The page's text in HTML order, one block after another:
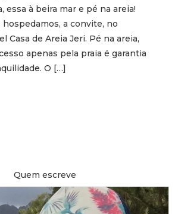
essa à beira mar e pé na areia!
hospedamos, a convite, no
Casa de Areia Jeri. Pé na areia,
apenas pela praia é garantia
O […]
Quem escreve